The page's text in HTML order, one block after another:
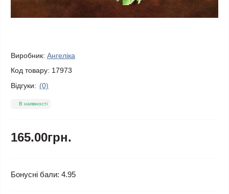
Виробник: Ангеліка
Код товару: 17973
Відгуки: (0)
В наявності
165.00грн.
Бонусні бали: 4.95